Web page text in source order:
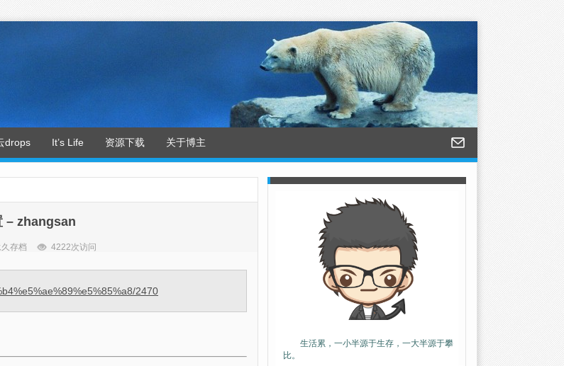
drops It’s Life 资源下载 关于博主
– zhangsan
存档 4222次访问
2470
生活累，一小半源于生存，一大半源于攀
比。